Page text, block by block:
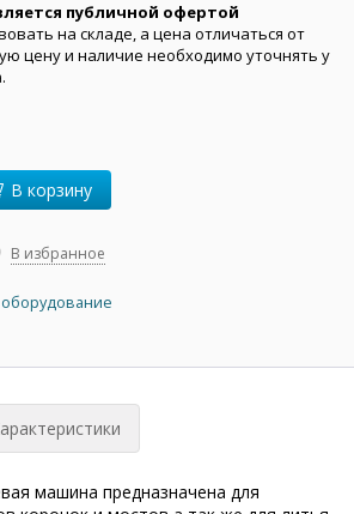
публичной офертой
на складе, а цена отличаться от
цену и наличие необходимо уточнять у
В корзину
В избранное
машина предназначена для